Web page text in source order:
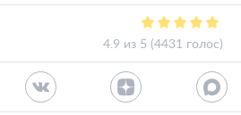
4.9 из 5 (4431 голос)